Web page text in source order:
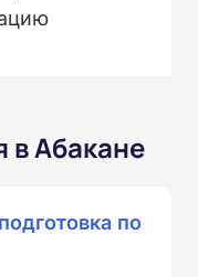
в Абакане
по